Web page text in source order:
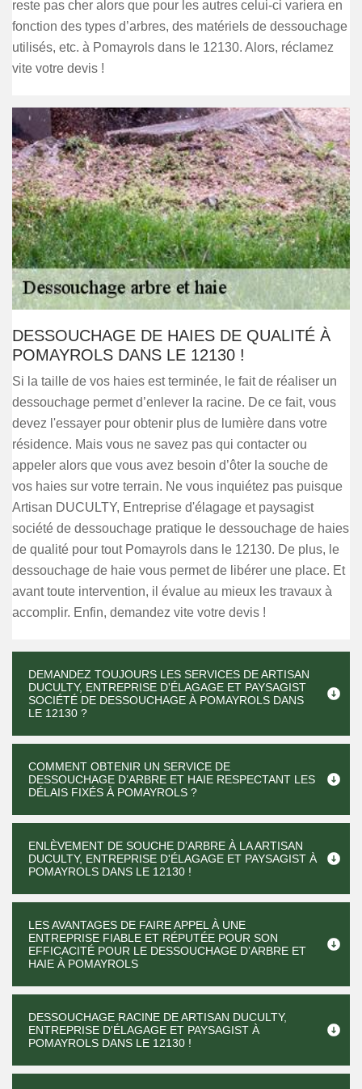
reste pas cher alors que pour les autres celui-ci variera en
fonction des types d’arbres, des matériels de dessouchage
utilisés, etc. à Pomayrols dans le 12130. Alors, réclamez
vite votre devis !
DESSOUCHAGE DE HAIES DE QUALITÉ À
POMAYROLS DANS LE 12130 !
Si la taille de vos haies est terminée, le fait de réaliser un
dessouchage permet d’enlever la racine. De ce fait, vous
devez l'essayer pour obtenir plus de lumière dans votre
résidence. Mais vous ne savez pas qui contacter ou
appeler alors que vous avez besoin d’ôter la souche de
vos haies sur votre terrain. Ne vous inquiétez pas puisque
Artisan DUCULTY, Entreprise d'élagage et paysagist
société de dessouchage pratique le dessouchage de haies
de qualité pour tout Pomayrols dans le 12130. De plus, le
dessouchage de haie vous permet de libérer une place. Et
avant toute intervention, il évalue au mieux les travaux à
accomplir. Enfin, demandez vite votre devis !
DEMANDEZ TOUJOURS LES SERVICES DE ARTISAN
DUCULTY, ENTREPRISE D'ÉLAGAGE ET PAYSAGIST
SOCIÉTÉ DE DESSOUCHAGE À POMAYROLS DANS
LE 12130 ?
COMMENT OBTENIR UN SERVICE DE
DESSOUCHAGE D’ARBRE ET HAIE RESPECTANT LES
DÉLAIS FIXÉS À POMAYROLS ?
ENLÈVEMENT DE SOUCHE D’ARBRE À LA ARTISAN
DUCULTY, ENTREPRISE D'ÉLAGAGE ET PAYSAGIST À
POMAYROLS DANS LE 12130 !
LES AVANTAGES DE FAIRE APPEL À UNE
ENTREPRISE FIABLE ET RÉPUTÉE POUR SON
EFFICACITÉ POUR LE DESSOUCHAGE D’ARBRE ET
HAIE À POMAYROLS
DESSOUCHAGE RACINE DE ARTISAN DUCULTY,
ENTREPRISE D'ÉLAGAGE ET PAYSAGIST À
POMAYROLS DANS LE 12130 !